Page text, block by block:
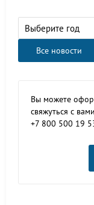
Выберите год
Все новости
Вы можете
свяжуться с
+7 800 500 19